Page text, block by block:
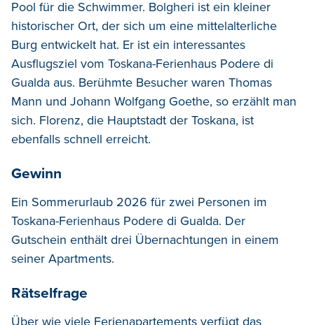
Pool für die Schwimmer. Bolgheri ist ein kleiner
historischer Ort, der sich um eine mittelalterliche
Burg entwickelt hat. Er ist ein interessantes
Ausflugsziel vom Toskana-Ferienhaus Podere di
Gualda aus. Berühmte Besucher waren Thomas
Mann und Johann Wolfgang Goethe, so erzählt man
sich. Florenz, die Hauptstadt der Toskana, ist
ebenfalls schnell erreicht.
Gewinn
Ein Sommerurlaub 2026 für zwei Personen im
Toskana-Ferienhaus Podere di Gualda. Der
Gutschein enthält drei Übernachtungen in einem
seiner Apartments.
Rätselfrage
Über wie viele Ferienapartements verfügt das